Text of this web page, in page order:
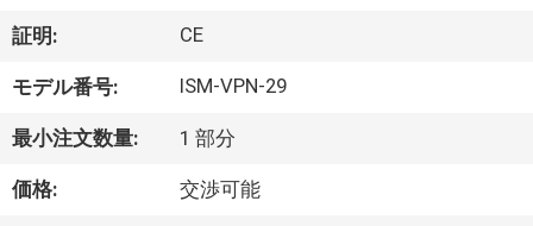
ビ
デ
オ
わ
証明: CE
モデル番号: ISM-VPN-29
最小注文数量: 1 部分
価格: 交渉可能